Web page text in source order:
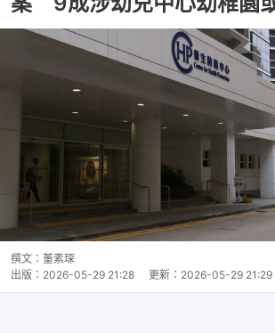
撰文： 董素琛
出版： 2026-05-29 21:28 更新： 2026-05-29 21:29